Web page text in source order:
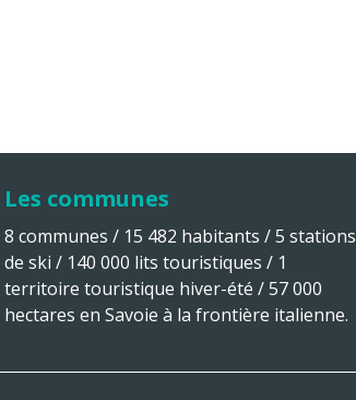
Les communes
8 communes / 15 482 habitants / 5 stations
de ski / 140 000 lits touristiques / 1
territoire touristique hiver-été / 57 000
hectares en Savoie à la frontière italienne.